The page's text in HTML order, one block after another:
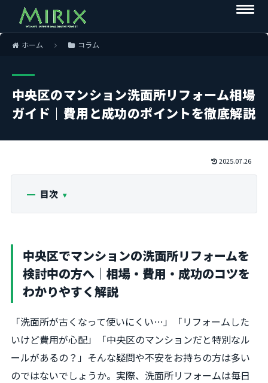
ホーム コラム
中央区のマンション洗面所リフォーム相場
ガイド｜費用と成功のポイントを徹底解説
2025.07.26
目次
中央区でマンションの洗面所リフォームを
検討中の方へ｜相場・費用・成功のコツを
わかりやすく解説
「洗面所が古くなって使いにくい…」「リフォームした
いけど費用が心配」「中央区のマンションだと特別なル
ールがあるの？」そんな疑問や不安をお持ちの方は多い
のではないでしょうか。実際、洗面所リフォームは毎日